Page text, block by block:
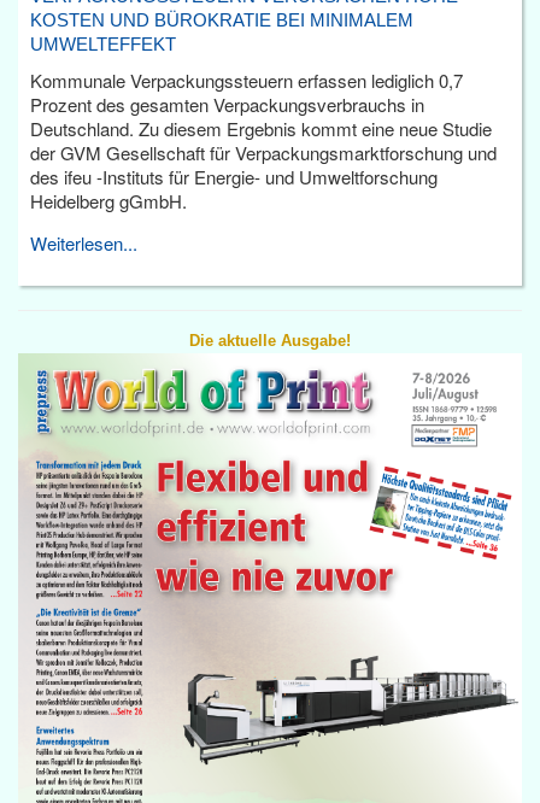
KOSTEN UND BÜROKRATIE BEI MINIMALEM
UMWELTEFFEKT
Kommunale Verpackungssteuern erfassen lediglich 0,7
Prozent des gesamten Verpackungsverbrauchs in
Deutschland. Zu diesem Ergebnis kommt eine neue Studie
der GVM Gesellschaft für Verpackungsmarktforschung und
des ifeu -Instituts für Energie- und Umweltforschung
Heidelberg gGmbH.
Weiterlesen...
Die aktuelle Ausgabe!